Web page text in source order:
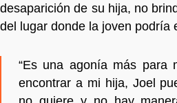
desaparición de su hija, no
del lugar donde la joven podría
“Es una agonía más para
encontrar a mi hija, Joel